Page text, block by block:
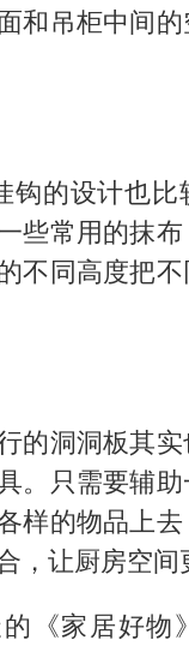
和吊柜中间
钩的设计也
些常用的抹
不同高度把
的洞洞板其
。只需要辅
样的物品上
，让厨房空间
《家居好物